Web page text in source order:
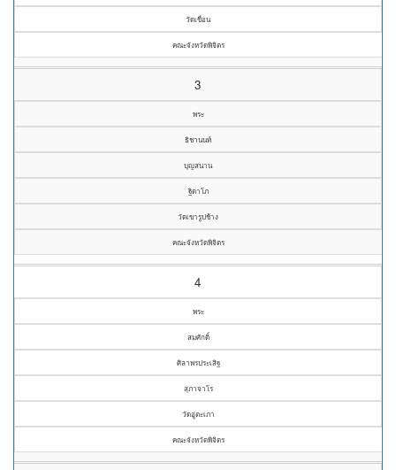
วัดเขื่อน
คณะจังหวัดพิจิตร
3
พระ
ธิชานนท์
บุญสนาน
ฐิตาโภ
วัดเขารูปช้าง
คณะจังหวัดพิจิตร
4
พระ
สมศักดิ์
ศิลาพรประเสิฐ
สุภาจาโร
วัดอู่ตะเภา
คณะจังหวัดพิจิตร